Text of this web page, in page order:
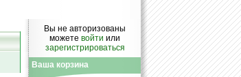
Вы не авторизованы
можете войти или
зарегистрироваться
Ваша корзина